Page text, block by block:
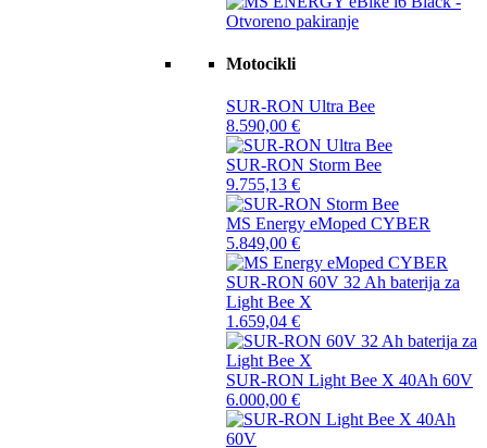
Motocikli
SUR-RON Ultra Bee
8.590,00 €
SUR-RON Storm Bee
9.755,13 €
MS Energy eMoped CYBER
5.849,00 €
SUR-RON 60V 32 Ah baterija za
Light Bee X
1.659,04 €
SUR-RON Light Bee X 40Ah 60V
6.000,00 €